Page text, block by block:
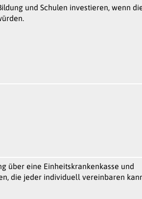
und Schulen investieren, wenn
über eine Einheitskrankenkasse und
die jeder individuell vereinbaren